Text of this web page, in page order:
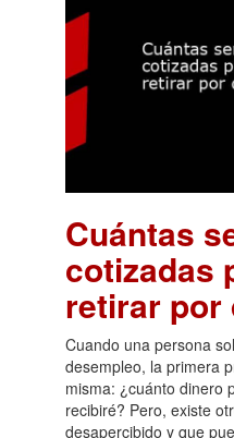
Cuántas
cotizadas
retirar por
Cuando una persona
desempleo, la primera
misma: ¿cuánto dinero
recibiré? Pero, existe
desapercibido y que